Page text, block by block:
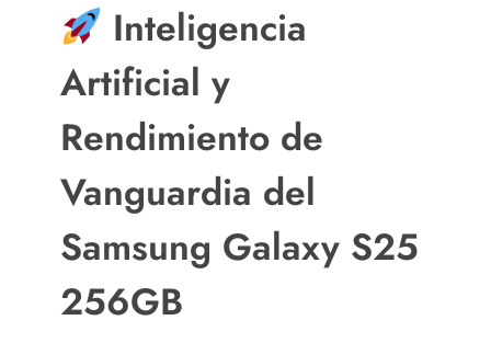
Inteligencia
Artificial y
Rendimiento de
Vanguardia del
Samsung Galaxy S25
256GB